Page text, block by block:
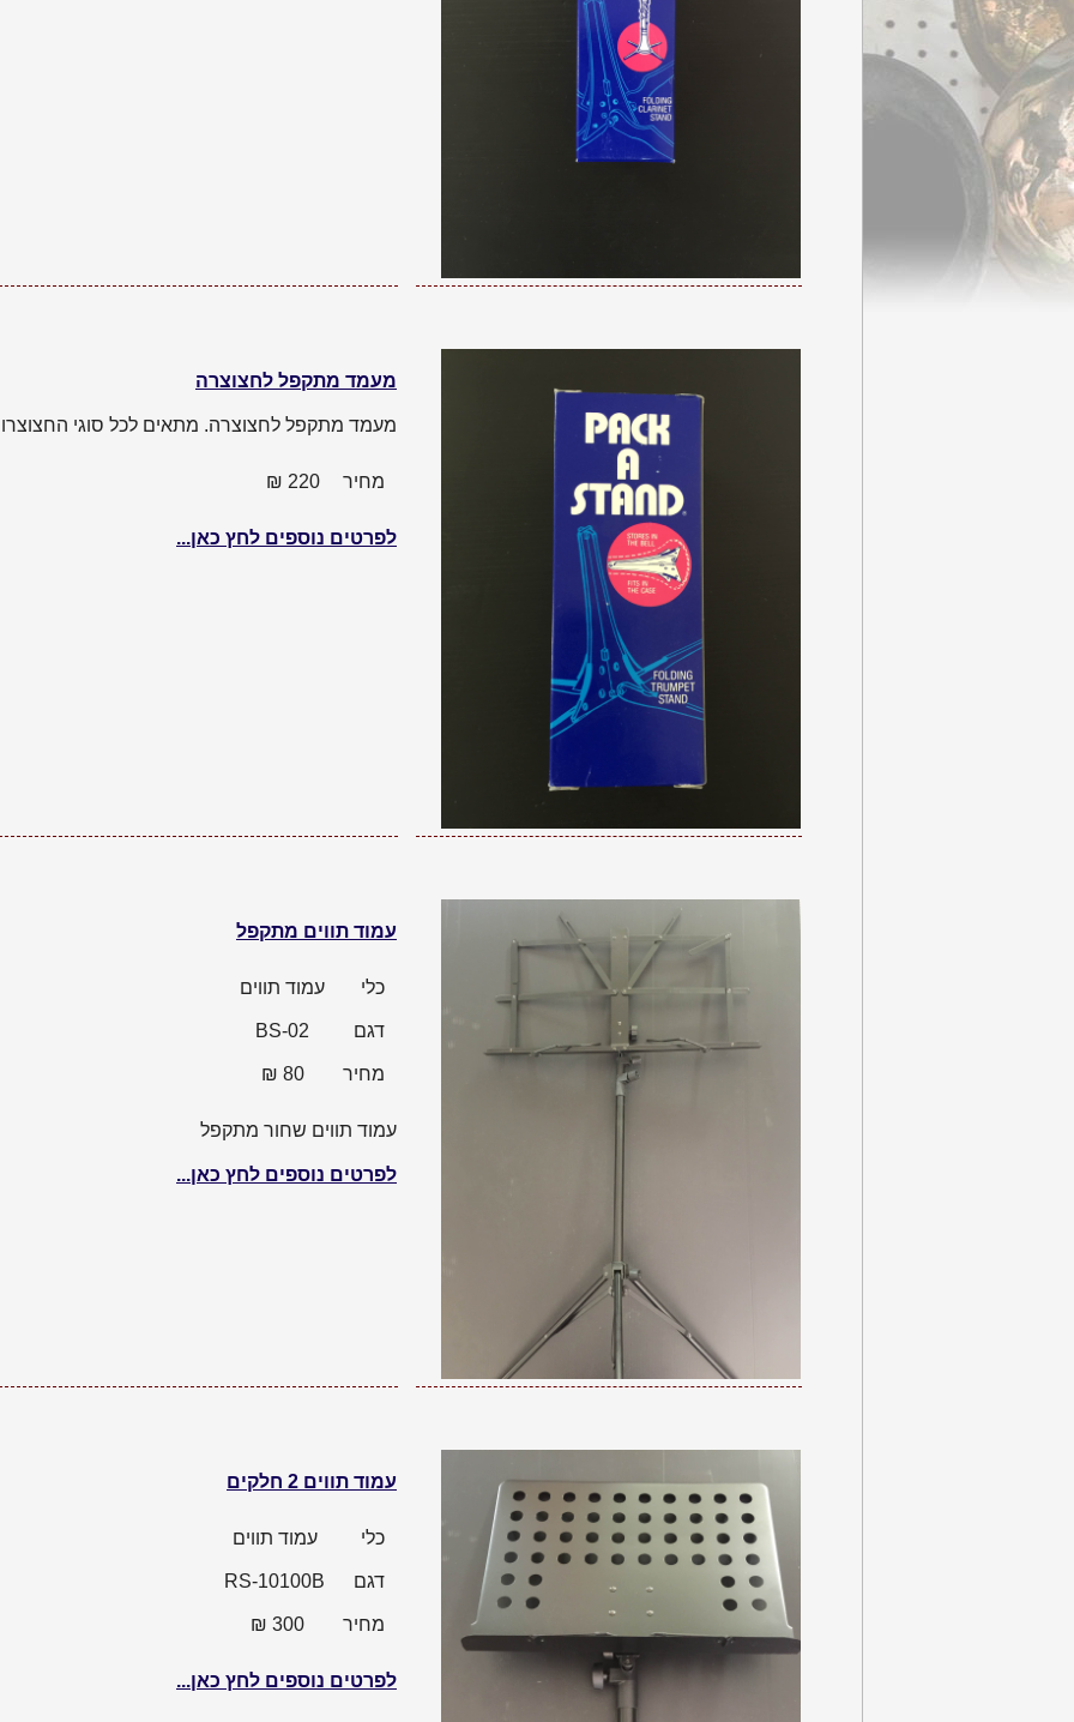
מעמד מתקפל לחצוצרה
מעמד מתקפל לחצוצרה. מתאים לכל סוגי
מחיר ₪
לפרטים נוספים לחץ כאן...
עמוד תווים מתקפל
כלי עמוד תווים
דגם BS-02
מחיר 80
₪
עמוד תווים שחור מתקפל
לפרטים נוספים לחץ כאן...
עמוד תווים 2 חלקים
כלי עמוד תווים
דגם RS-10100B
מחיר 300 ₪
לפרטים נוספים לחץ כאן...